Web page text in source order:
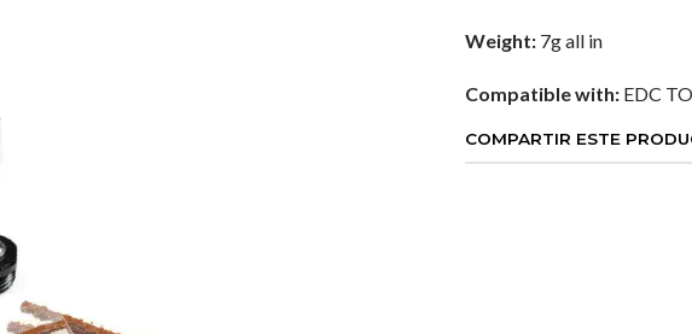
Weight: 7g all in
Compatible with: EDC
COMPARTIR ESTE